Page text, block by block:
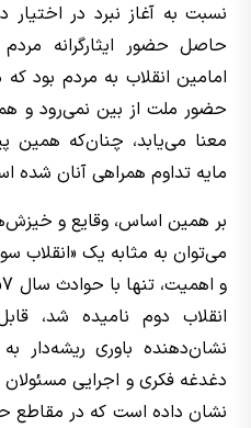
نسبت به آغاز نبرد در
حاصل حضور ایثارگرانه
امامین انقلاب به مردم بود
حضور ملت از بین نمی‌رود و
معنا می‌یابد، چنان‌که همین
مایه تداوم همراهی آنان شده
بر همین اساس، وقایع و
می‌توان به مثابه یک «انقلاب
انقلاب دوم نامیده شد،
نشان‌دهنده باوری ریشه‌دار
دغدغه فکری و اجرایی